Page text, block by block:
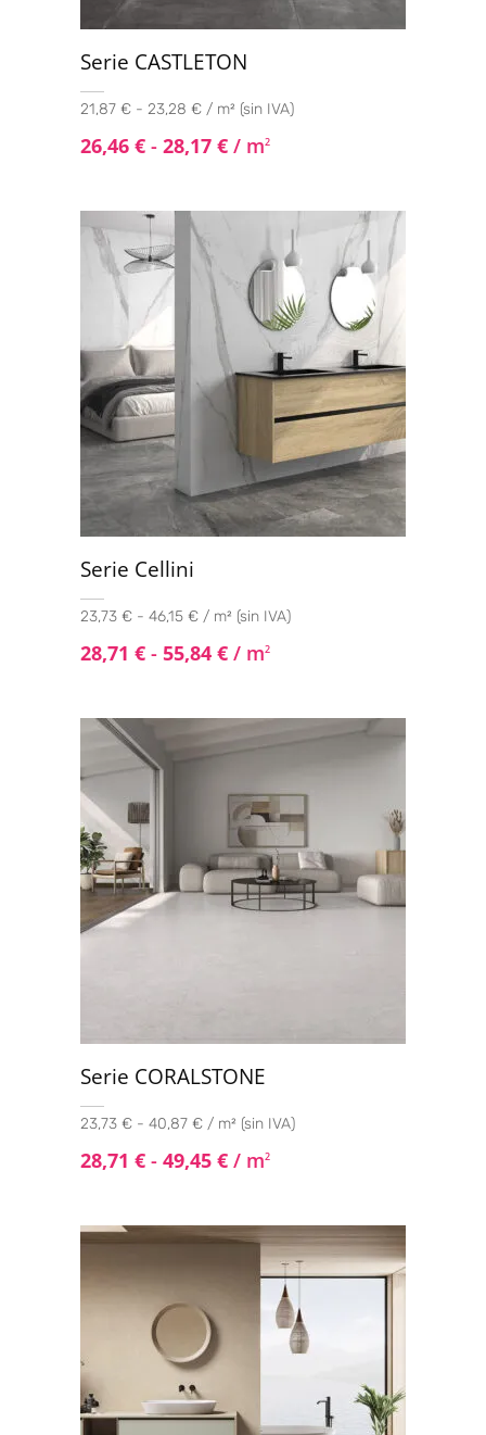
Serie CASTLETON
21,87 € - 23,28 € / m² (sin IVA)
26,46 € - 28,17 € / m2
Serie Cellini
23,73 € - 46,15 € / m² (sin IVA)
28,71 € - 55,84 € / m2
Serie CORALSTONE
23,73 € - 40,87 € / m² (sin IVA)
28,71 € - 49,45 € / m2